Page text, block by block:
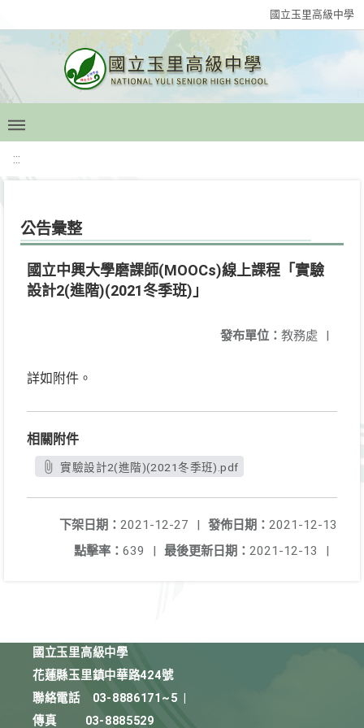
國立玉里高級中學
:::
公告彙整
國立中興大學磨課師(MOOCs)線上課程「實驗
設計2(進階)(2021冬季班)」
發布單位： 教務處 |
詳如附件。
相關附件
實驗設計2(進階)(2021冬季班).pdf
發佈日期： 2021-12-13
下架日期： 2021-12-27
|
最後更新日期： 2021-12-13 |
點擊率： 639 |
國立玉里高級中學
花蓮縣玉里鎮中華路424號
聯絡電話
03-8886171~5
傳真
03-8885529